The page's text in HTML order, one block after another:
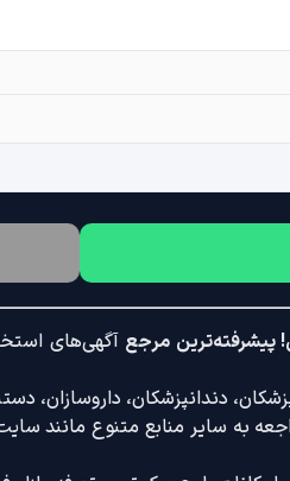
پیشرفته‌ترین مرجعآگهی‌های
دندانپزشکان، داروسازان،
به سایر منابع متنوع مانند